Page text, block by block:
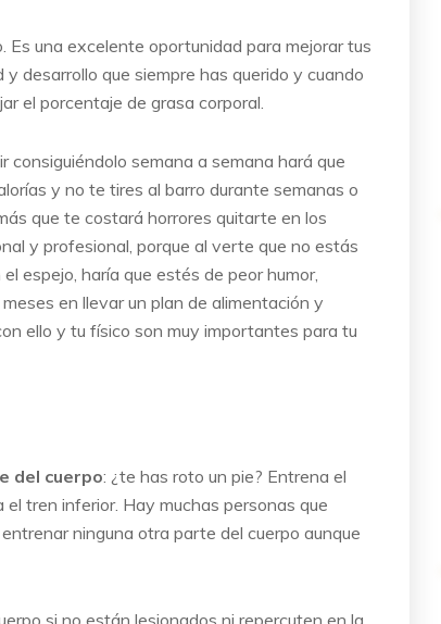
una excelente oportunidad para mejorar tus
desarrollo que siempre has querido y cuando
el porcentaje de grasa corporal.
semana a semana hará que
y no te tires al barro durante semanas o
que te costará horrores quitarte en los
y profesional, porque al verte que no estás
espejo, haría que estés de peor humor,
en llevar un plan de alimentación y
ello y tu físico son muy importantes para tu
del cuerpo: ¿te has roto un pie? Entrena el
tren inferior. Hay muchas personas que
ninguna otra parte del cuerpo aunque